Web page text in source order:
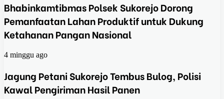
Bhabinkamtibmas Polsek Sukorejo Dorong
Pemanfaatan Lahan Produktif untuk Dukung
Ketahanan Pangan Nasional
4 minggu ago
Jagung Petani Sukorejo Tembus Bulog, Polisi
Kawal Pengiriman Hasil Panen